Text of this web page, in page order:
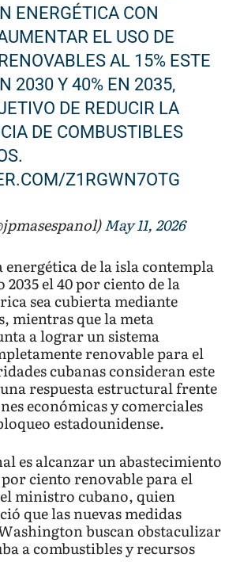
ENERGÉTICA CON
EL USO DE
AL 15% ESTE
2030 Y 40% EN 2035,
DE REDUCIR LA
DE COMBUSTIBLES
Z1RGWN7OTG
May 11, 2026
energética de la isla contempla
2035 el 40 por ciento de la
sea cubierta mediante
mientras que la meta
a lograr un sistema
renovable para el
cubanas consideran este
respuesta estructural frente
económicas y comerciales
estadounidense.
es alcanzar un abastecimiento
ciento renovable para el
el ministro cubano, quien
que las nuevas medidas
buscan obstaculizar
a combustibles y recursos